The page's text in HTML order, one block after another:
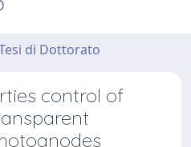
di Dottorato
control of